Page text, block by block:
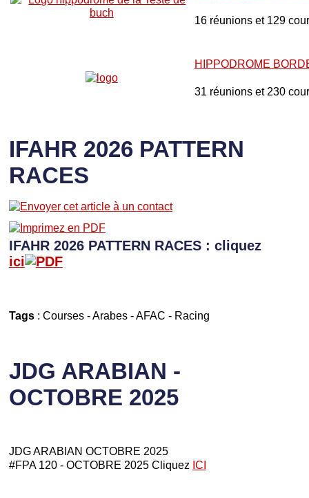
16 réunions et 129
HIPPODROME
31 réunions et 230
IFAHR 2026 PATTERN
RACES
IFAHR 2026 PATTERN RACES : cliquez
ici
Tags: Courses- Arabes- AFAC - Racing
JDG ARABIAN -
OCTOBRE 2025
JDG ARABIAN OCTOBRE 2025
#FPA 120 - OCTOBRE 2025 Cliquez ICI